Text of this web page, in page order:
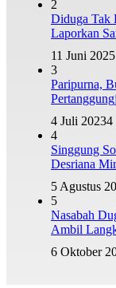
2
Diduga Tak
Laporkan
11 Juni 2025
3
Paripurna,
4 Juli 20234
4
Singgung
Desriana
5 Agustus
5
Nasabah
Ambil
6 Oktober